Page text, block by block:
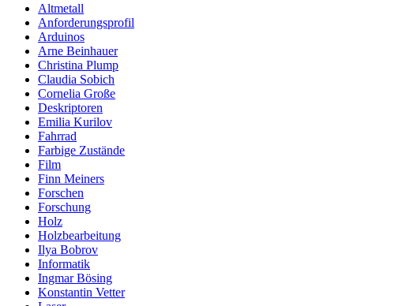
Altmetall
Anforderungsprofil
Arduinos
Arne Beinhauer
Christina Plump
Claudia Sobich
Cornelia Große
Deskriptoren
Emilia Kurilov
Fahrrad
Farbige Zustände
Film
Finn Meiners
Forschen
Forschung
Holz
Holzbearbeitung
Ilya Bobrov
Informatik
Ingmar Bösing
Konstantin Vetter